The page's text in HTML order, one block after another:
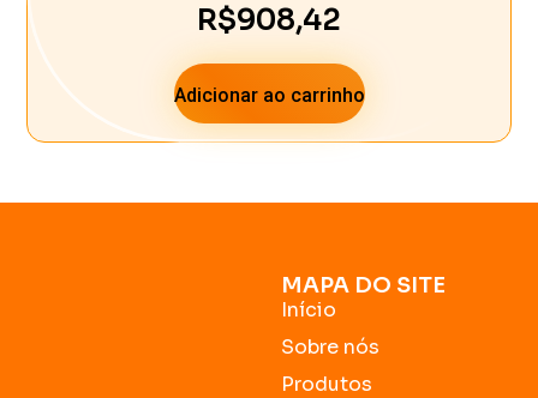
R$908,42
Adicionar ao carrinho
MAPA DO SITE
Início
Sobre nós
Produtos